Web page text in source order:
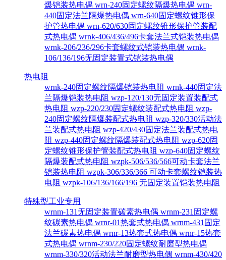
爆铠装热电偶 wrn-240固定螺纹隔爆热电偶 wrn-
440固定法兰隔爆热电偶 wrn-640固定螺纹锥形保
护管热电偶 wrn-620/630固定螺纹锥形保护管装配
式热电偶 wrnk-406/436/496卡套法兰式铠装热电偶
wrnk-206/236/296卡套螺纹式铠装热电偶 wrnk-
106/136/196无固定装置式铠装热电偶
热电阻
wrnk-240固定螺纹隔爆铠装热电阻 wrnk-440固定法
兰隔爆铠装热电阻 wzp-120/130无固定装置装配式
热电阻 wzp-220/230固定螺纹装配式热电阻 wzp-
240固定螺纹隔爆装配式热电阻 wzp-320/330活动法
兰装配式热电阻 wzp-420/430固定法兰装配式热电
阻 wzp-440固定螺纹隔爆装配式热电阻 wzp-620固
定螺纹锥形保护管装配式热电阻 wzp-640固定螺纹
隔爆装配式热电阻 wzpk-506/536/566可动卡套法兰
铠装热电阻 wzpk-306/336/366 可动卡套螺纹铠装热
电阻 wzpk-106/136/166/196 无固定装置铠装热电阻
特殊型工业专用
wrnm-131无固定装置碳素热电偶 wrnm-231固定螺
纹碳素热电偶 wrnr-01热套式热电偶 wrnm-431固定
法兰碳素热电偶 wrnr-13热套式热电偶 wrnr-15热套
式热电偶 wrnm-230/220固定螺纹耐磨型热电偶
wrnm-330/320活动法兰耐磨型热电偶 wrnm-430/420